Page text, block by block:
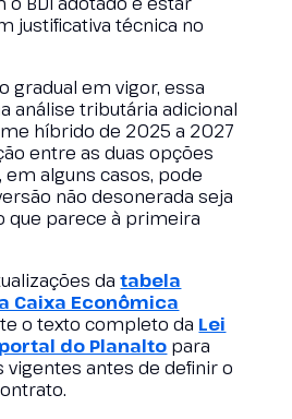
justificativa técnica no
gradual em vigor, essa
análise tributária adicional
híbrido de 2025 a 2027
entre as duas opções
alguns casos, pode
não desonerada seja
que parece à primeira
databela
Caixa Econômica
o texto completo da Lei
do Planalto para
vigentes antes de definir o